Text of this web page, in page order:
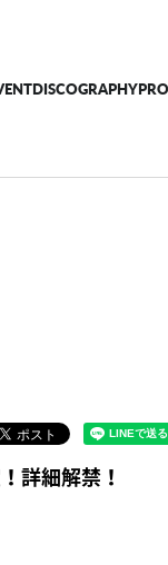
DISCOGRAPHY
詳細解禁！